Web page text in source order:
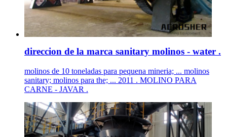
direccion de la marca sanitary molinos - water .
molinos de 10 toneladas para pequena mineria; ... molinos
sanitary; molinos para the; ... 2011 . MOLINO PARA
CARNE - JAVAR .